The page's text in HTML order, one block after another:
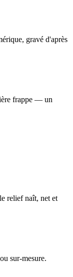
gravé d'après
frappe — un
relief naît, net et
sur-mesure.